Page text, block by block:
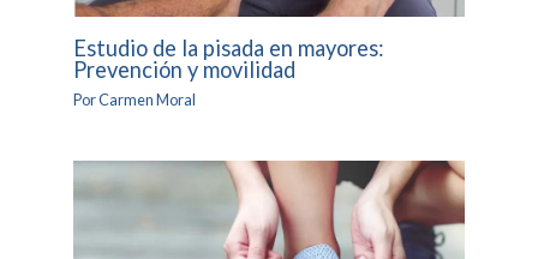
Estudio de la pisada en mayores:
Prevención y movilidad
PorCarmen Moral